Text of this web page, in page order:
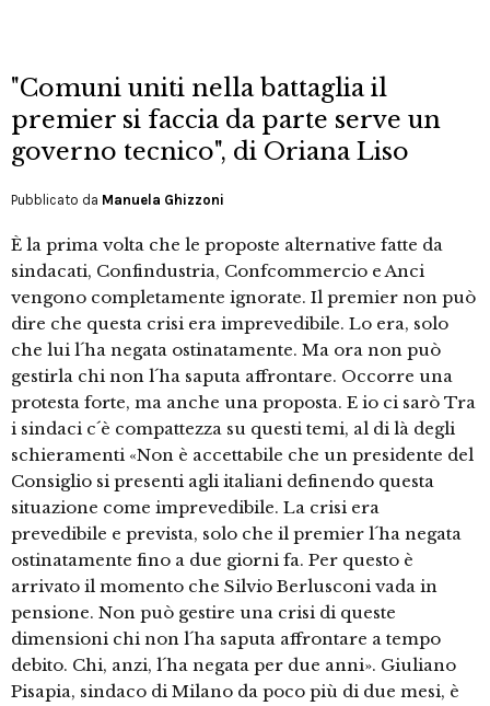
"Comuni uniti nella battaglia il
premier si faccia da parte serve un
governo tecnico", di Oriana Liso
Pubblicato da Manuela Ghizzoni
È la prima volta che le proposte alternative fatte da
sindacati, Confindustria, Confcommercio e Anci
vengono completamente ignorate. Il premier non può
dire che questa crisi era imprevedibile. Lo era, solo
che lui l´ha negata ostinatamente. Ma ora non può
gestirla chi non l´ha saputa affrontare. Occorre una
protesta forte, ma anche una proposta. E io ci sarò Tra
i sindaci c´è compattezza su questi temi, al di là degli
schieramenti «Non è accettabile che un presidente del
Consiglio si presenti agli italiani definendo questa
situazione come imprevedibile. La crisi era
prevedibile e prevista, solo che il premier l´ha negata
ostinatamente fino a due giorni fa. Per questo è
arrivato il momento che Silvio Berlusconi vada in
pensione. Non può gestire una crisi di queste
dimensioni chi non l´ha saputa affrontare a tempo
debito. Chi, anzi, l´ha negata per due anni». Giuliano
Pisapia, sindaco di Milano da poco più di due mesi, è